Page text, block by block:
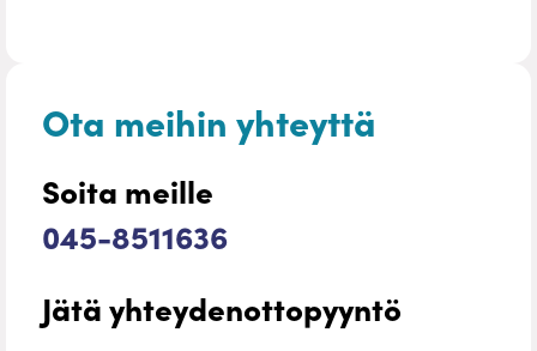
Ota meihin yhteyttä
Soita meille
045-8511636
Jätä yhteydenottopyyntö